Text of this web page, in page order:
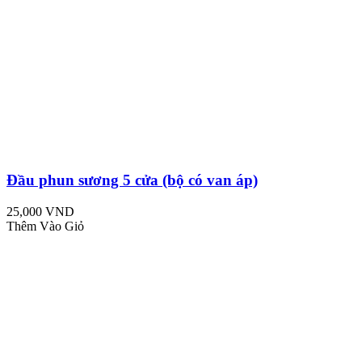
Đầu phun sương 5 cửa (bộ có van áp)
25,000 VND
Thêm Vào Giỏ